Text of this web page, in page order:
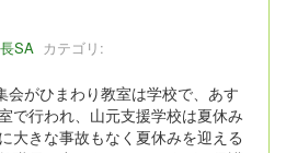
SA カテゴリ:
がひまわり教室は学校で、あす
で行われ、山元支援学校は夏休み
大きな事故もなく夏休みを迎える